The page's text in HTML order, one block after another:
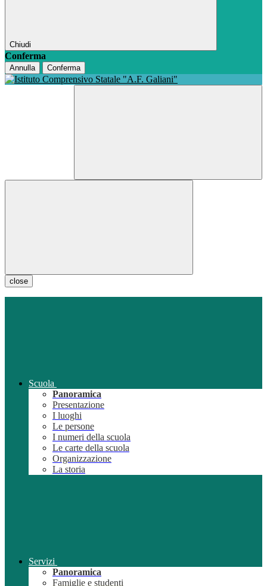
Chiudi
Conferma
Annulla Conferma
close
Scuola
Panoramica
Presentazione
I luoghi
Le persone
I numeri della scuola
Le carte della scuola
Organizzazione
La storia
Servizi
Panoramica
Famiglie e studenti